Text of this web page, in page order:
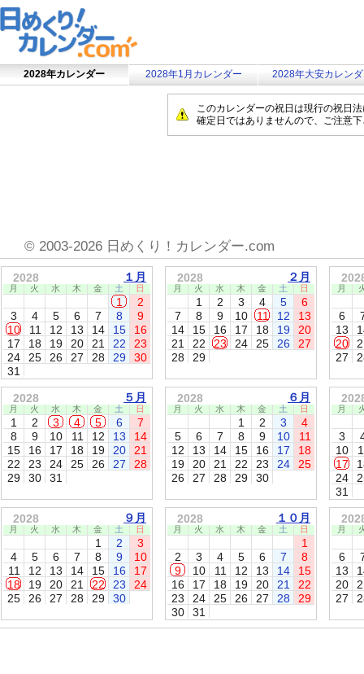
2028年カレンダー 2028年1月カレンダー 2028年大安カレン
このカレンダーの祝日は現行の祝日
確定日ではありませんので、ご注意
© 2003-2026 日めくり！カレンダー.com
2028 １月
月 火 水 木 金 土 日
1
2
3
4 5 6 7 8
9
10
11 12 13 14 15
16
17
18 19 20 21 22
23
24
25 26 27 28 29
30
31
2028 ２月
月 火 水 木 金 土 日
1 2 3 4 5
6
7
8 9 10 11 12
13
14
15 16 17 18 19
20
21
22 23 24 25 26
27
28
29
月
6
13
20
27
2028 ５月
月 火 水 木 金 土 日
1 2 3 4 5 6
7
8
9 10 11 12 13
14
15
16 17 18 19 20
21
22
23 24 25 26 27
28
29
30 31
2028 ６月
月 火 水 木 金 土 日
1 2 3
4
5
6 7 8 9 10
11
12
13 14 15 16 17
18
19
20 21 22 23 24
25
26
27 28 29 30
月
3
10
17
24
31
2028 ９月
月 火 水 木 金 土 日
1 2
3
4
5 6 7 8 9
10
11
12 13 14 15 16
17
18
19 20 21 22 23
24
25
26 27 28 29 30
2028 １０月
月 火 水 木 金 土 日
1
2
3 4 5 6 7
8
9
10 11 12 13 14
15
16
17 18 19 20 21
22
23
24 25 26 27 28
29
30
31
月
6
13
20
27